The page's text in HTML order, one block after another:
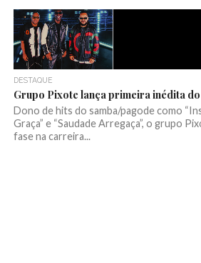
DESTAQUE
Grupo Pixote lança primeira inédita
Dono de hits do samba/pagode como
Graça” e “Saudade Arregaça”, o grupo
fase na carreira...